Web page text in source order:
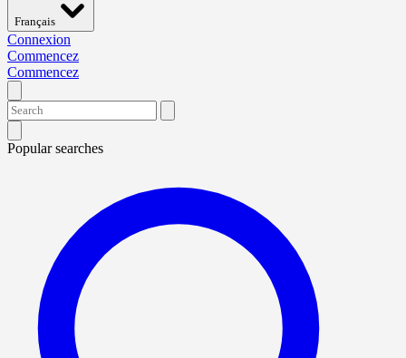
Français
Connexion
Commencez
Commencez
Popular searches